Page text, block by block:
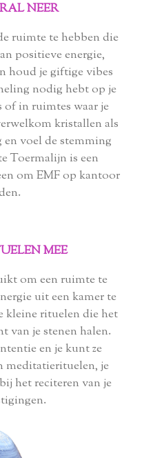
NEER
ruimte te hebben die
positieve energie,
houd je giftige vibes
nodig hebt op je
of in ruimtes waar je
kristallen als
voel de stemming
Toermalijn is een
om EMF op kantoor
MEE
om een ​​ruimte te
uit een kamer te
kleine rituelen die het
van je stenen halen.
en je kunt ze
meditatierituelen, je
het reciteren van je